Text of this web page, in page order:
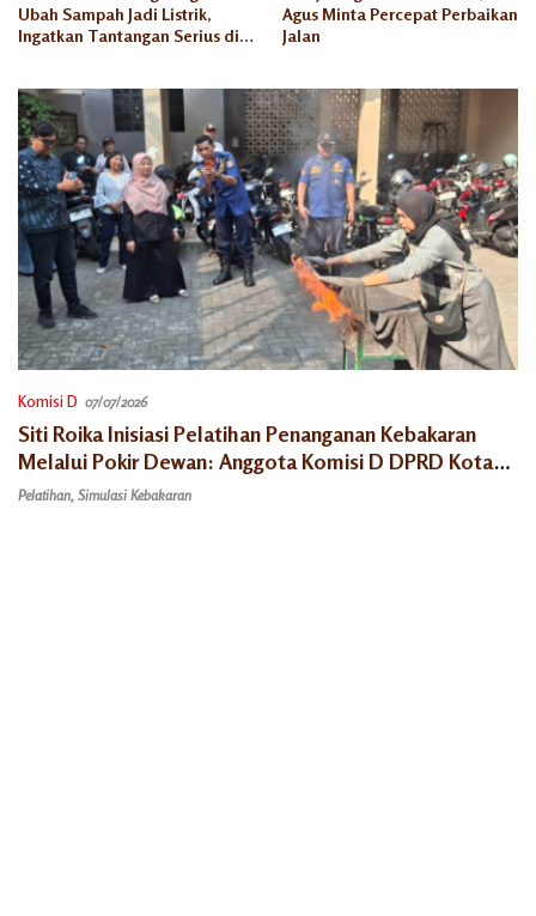
Ubah Sampah Jadi Listrik,
Ingatkan Tantangan Serius di
Agus Minta Percepat Perbaikan
Jalan
Komisi D 07/07/2026
Siti Roika Inisiasi Pelatihan Penanganan Kebakaran
Melalui Pokir Dewan: Anggota Komisi D DPRD Kota
Semarang Soroti Kesiapsiagaan Masyarakat di
Pelatihan, Simulasi Kebakaran